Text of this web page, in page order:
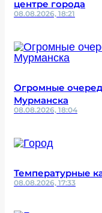
центре города
08.08.2026, 18:21
Огромные
Мурманска
08.08.2026, 18:04
Температурные
08.08.2026, 17:33